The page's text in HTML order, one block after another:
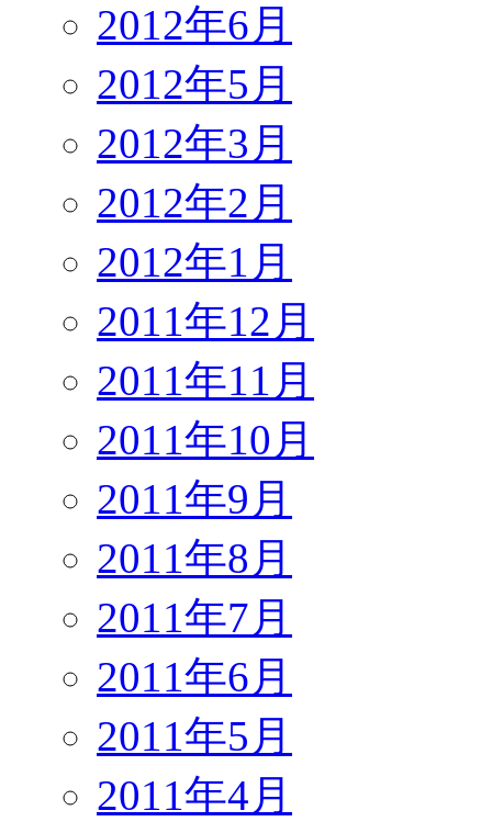
2012年6月
2012年5月
2012年3月
2012年2月
2012年1月
2011年12月
2011年11月
2011年10月
2011年9月
2011年8月
2011年7月
2011年6月
2011年5月
2011年4月